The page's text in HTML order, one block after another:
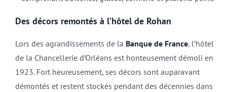
Des décors remontés à l’hôtel de Rohan
Lors des agrandissements de la Banque de France, l’hôtel
de la Chancellerie d’Orléans est honteusement démoli en
1923. Fort heureusement, ses décors sont auparavant
démontés et restent stockés pendant des décennies dans